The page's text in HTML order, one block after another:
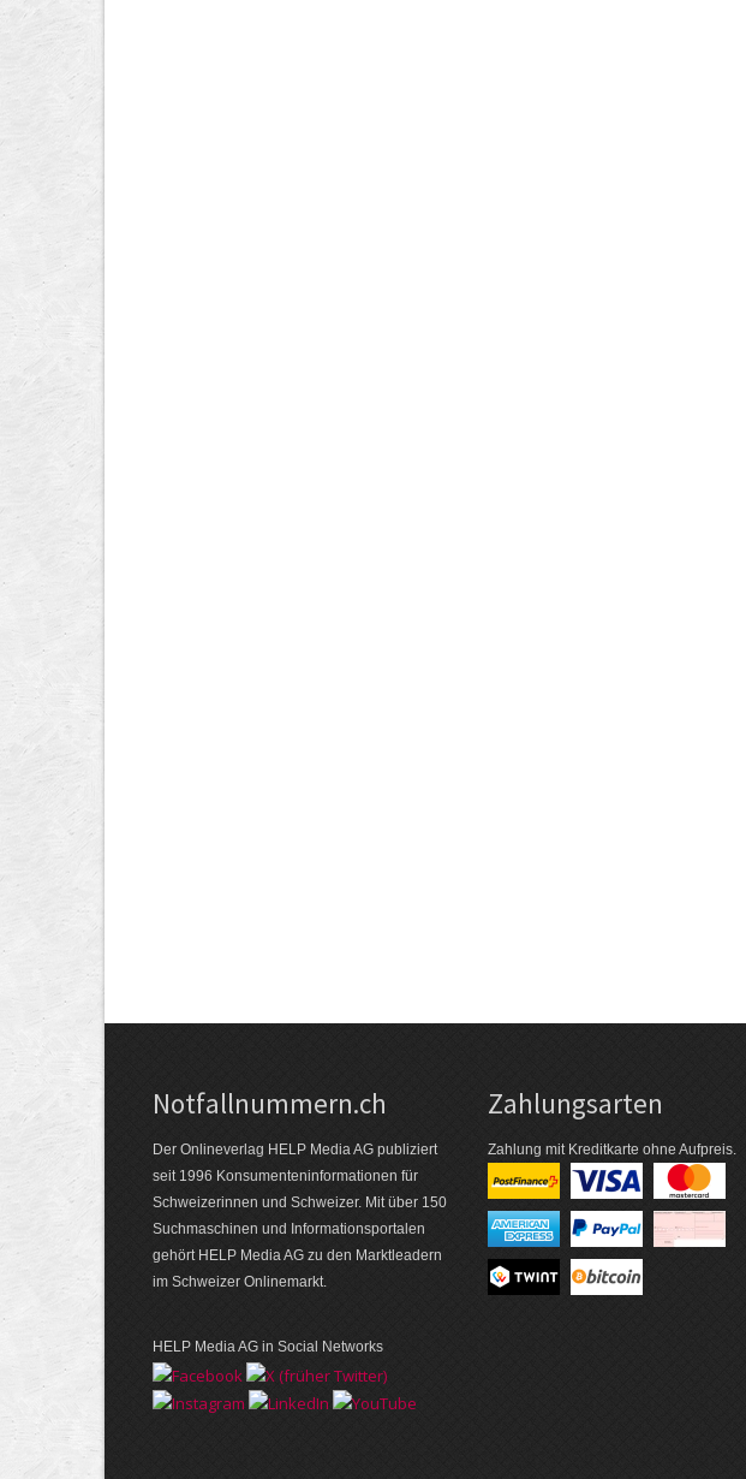
Notfallnummern.ch
Der Onlineverlag HELP Media AG publiziert
seit 1996 Konsumenten­informationen für
Schweizerinnen und Schweizer. Mit über 150
Suchmaschinen und Informations­portalen
gehört HELP Media AG zu den Marktleadern
im Schweizer Onlinemarkt.
HELP Media AG in Social Networks
Zahlungsarten
Zahlung mit Kreditkarte ohne Aufpreis.